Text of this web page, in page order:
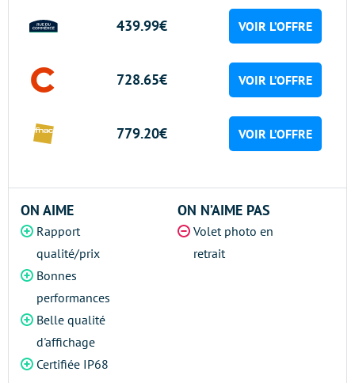
439.99€ VOIR L’OFFRE
728.65€ VOIR L’OFFRE
779.20€ VOIR L’OFFRE
ON AIME
Rapport
qualité/prix
Bonnes
performances
Belle qualité
d'affichage
Certifiée IP68
ON N’AIME PAS
Volet photo en
retrait